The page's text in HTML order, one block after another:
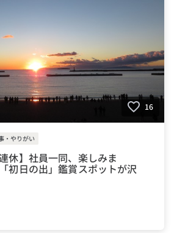
16
・やりがい
休】社員一同、楽しみま
日の出」鑑賞スポットが沢